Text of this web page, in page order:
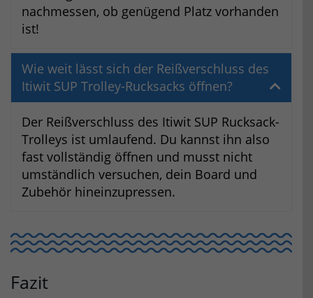
nachmessen, ob genügend Platz vorhanden
ist!
Wie weit lässt sich der Reißverschluss des
Itiwit SUP Trolley-Rucksacks öffnen?
Der Reißverschluss des Itiwit SUP Rucksack-
Trolleys ist umlaufend. Du kannst ihn also
fast vollständig öffnen und musst nicht
umständlich versuchen, dein Board und
Zubehör hineinzupressen.
Fazit